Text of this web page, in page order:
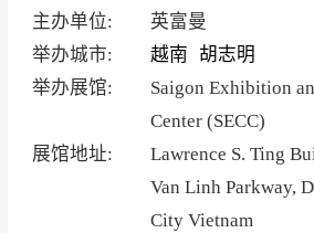
主办单位:
英富曼
举办城市:
越南
胡志明
举办展馆:
Saigon Exhibition
Center (SECC)
展馆地址:
Lawrence S. Ting
Van Linh Parkway,
City Vietnam